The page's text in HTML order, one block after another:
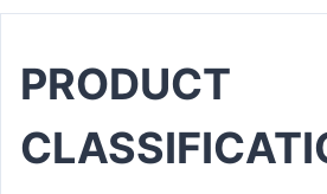
PRODUCT